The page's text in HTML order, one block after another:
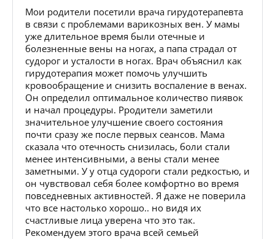
Мои родители посетили врача гирудотерапевта
в связи с проблемами варикозных вен. У мамы
уже длительное время были отечные и
болезненные вены на ногах, а папа страдал от
судорог и усталости в ногах. Врач объяснил как
гирудотерапия может помочь улучшить
кровообращение и снизить воспаление в венах.
Он определил оптимальное количество пиявок
и начал процедуры. Рродители заметили
значительное улучшение своего состояния
почти сразу же после первых сеансов. Мама
сказала что отечность снизилась, боли стали
менее интенсивными, а вены стали менее
заметными. У у отца судороги стали редкостью, и
он чувствовал себя более комфортно во время
повседневных активностей. Я даже не поверила
что все настолько хорошо.. но видя их
счастливые лица уверена что это так.
Рекомендуем этого врача всей семьей